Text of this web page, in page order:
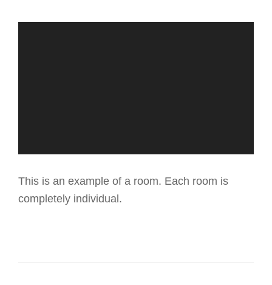
This is an example of a room. Each room is
completely individual.